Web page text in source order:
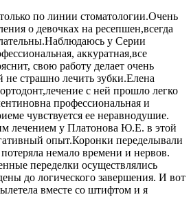
по линии стоматологии.Очень
о девочках на ресепшен,всегда
у Серии
аккуратная,все
свою работу делает очень
не страшно лечить зубки.Елена
с ней прошло легко
профессиональная и
чувствуется ее неравнодушие.
лечением у Платонова Ю.Е. в этой
опыт.Коронки переделывали
немало времени и нервов.
переделки осуществлялись
до логического завершения. И вот
вместе со штифтом и я